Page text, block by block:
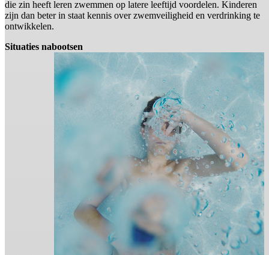
die zin heeft leren zwemmen op latere leeftijd voordelen. Kinderen
zijn dan beter in staat kennis over zwemveiligheid en verdrinking te
ontwikkelen.
Situaties nabootsen